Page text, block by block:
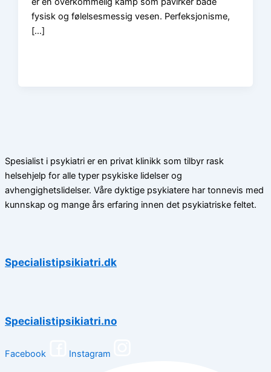
fysisk og følelsesmessig vesen. Perfeksjonisme,
[…]
Spesialist i psykiatri er en privat klinikk som tilbyr rask
helsehjelp for alle typer psykiske lidelser og
avhengighetslidelser. Våre dyktige psykiatere har tonnevis med
kunnskap og mange års erfaring innen det psykiatriske feltet.
Specialistipsikiatri.dk
Specialistipsikiatri.no
Facebook Instagram